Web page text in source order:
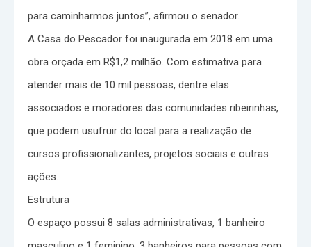
para caminharmos juntos”, afirmou o senador.
A Casa do Pescador foi inaugurada em 2018 em uma
obra orçada em R$1,2 milhão. Com estimativa para
atender mais de 10 mil pessoas, dentre elas
associados e moradores das comunidades ribeirinhas,
que podem usufruir do local para a realização de
cursos profissionalizantes, projetos sociais e outras
ações.
Estrutura
O espaço possui 8 salas administrativas, 1 banheiro